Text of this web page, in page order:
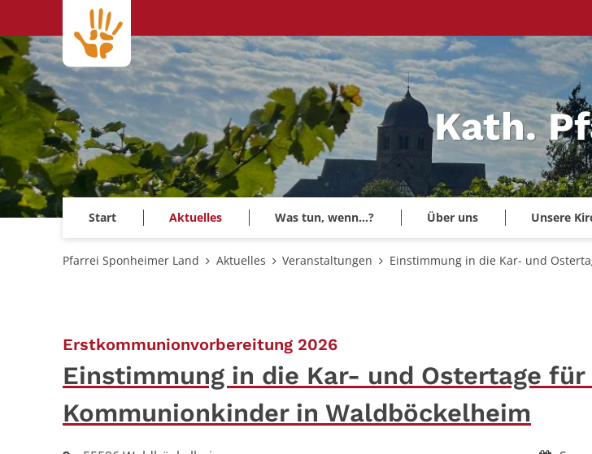
Zum Inhalt springen
Kath.
Start Aktuelles Was tun, wenn...? Über uns Unsere
Pfarrei Sponheimer Land Aktuelles Veranstaltungen Einstimmung in die Kar- und
Erstkommunionvorbereitung 2026:
Einstimmung in die Kar- und Ostertage für
Kommunionkinder in Waldböckelheim